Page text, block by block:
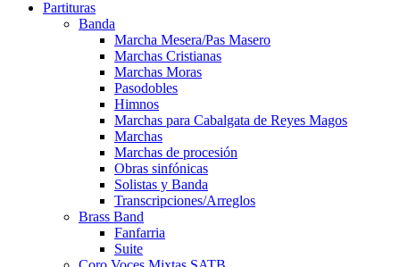
Partituras
Banda
Marcha Mesera/Pas Masero
Marchas Cristianas
Marchas Moras
Pasodobles
Himnos
Marchas para Cabalgata de Reyes Magos
Marchas
Marchas de procesión
Obras sinfónicas
Solistas y Banda
Transcripciones/Arreglos
Brass Band
Fanfarria
Suite